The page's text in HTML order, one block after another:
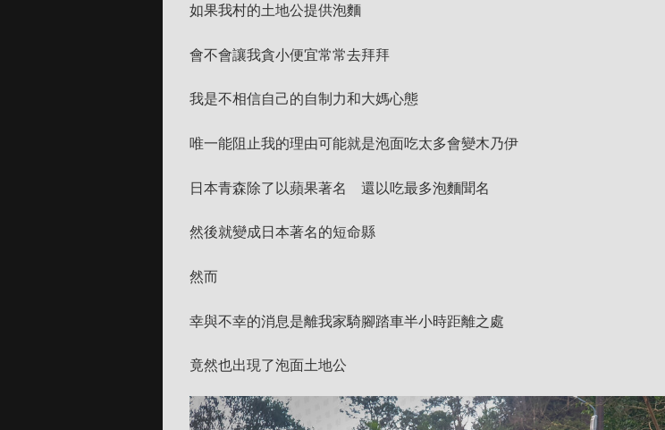
如果我村的土地公提供泡麵
會不會讓我貪小便宜常常去拜拜
我是不相信自己的自制力和大媽心態
唯一能阻止我的理由可能就是泡面吃太多會變木乃伊
日本青森除了以蘋果著名 還以吃最多泡麵聞名
然後就變成日本著名的短命縣
然而
幸與不幸的消息是離我家騎腳踏車半小時距離之處
竟然也出現了泡面土地公